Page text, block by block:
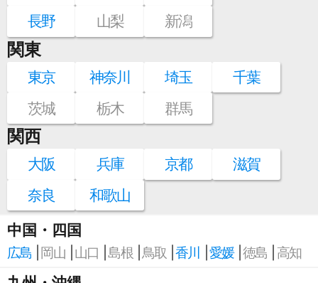
長野
山梨 新潟
関東
東京 神奈川 埼玉
千葉
茨城
栃木 群馬
関西
大阪 兵庫 京都
滋賀
奈良
和歌山
中国・四国
広島 岡山 山口 島根 鳥取 香川 愛媛 徳島 高知